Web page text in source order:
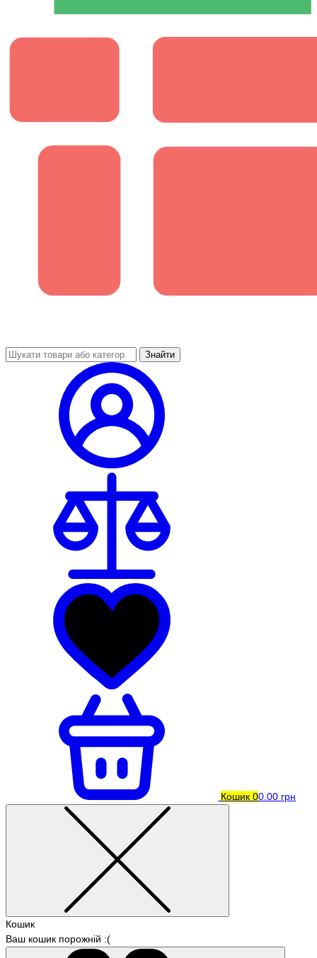
Знайти
Кошик 00.00 грн
Кошик
Ваш кошик порожній :(